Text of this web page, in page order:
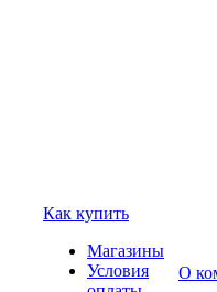
Как купить
Магазины
Условия
О